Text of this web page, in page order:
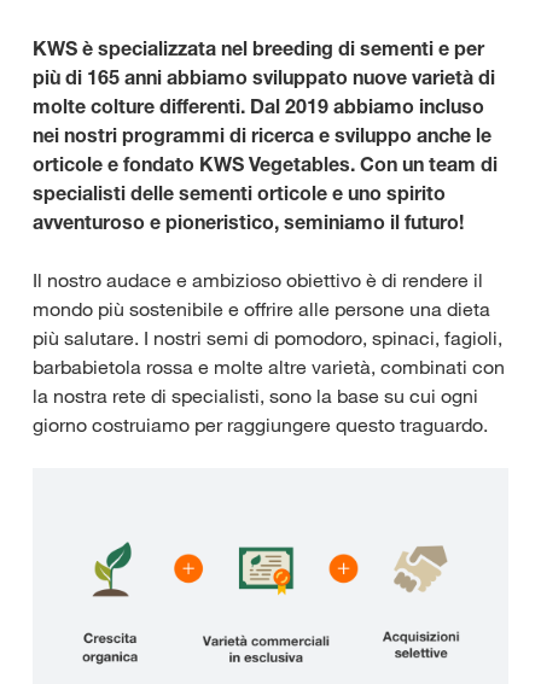
KWS è specializzata nel breeding di sementi e per
più di 165 anni abbiamo sviluppato nuove varietà di
molte colture differenti. Dal 2019 abbiamo incluso
nei nostri programmi di ricerca e sviluppo anche le
orticole e fondato KWS Vegetables. Con un team di
specialisti delle sementi orticole e uno spirito
avventuroso e pioneristico, seminiamo il futuro!
Il nostro audace e ambizioso obiettivo è di rendere il
mondo più sostenibile e offrire alle persone una dieta
più salutare. I nostri semi di pomodoro, spinaci, fagioli,
barbabietola rossa e molte altre varietà, combinati con
la nostra rete di specialisti, sono la base su cui ogni
giorno costruiamo per raggiungere questo traguardo.